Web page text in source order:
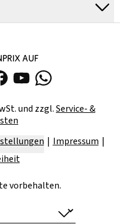
AUF
und zzgl.Service- &
Impressum
vorbehalten.